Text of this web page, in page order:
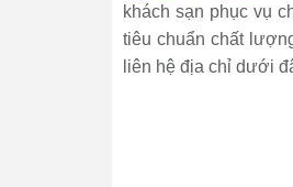
khách sạn phục vụ
tiêu chuẩn chất
liên hệ địa chỉ dưới